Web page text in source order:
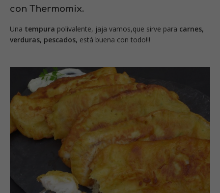
con Thermomix.
Una tempura polivalente, jaja vamos,que sirve para carnes,
verduras, pescados, está buena con todo!!!